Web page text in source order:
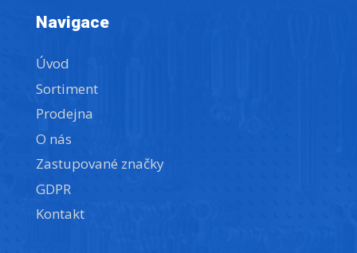
Navigace
Úvod
Sortiment
Prodejna
O nás
Zastupované značky
GDPR
Kontakt